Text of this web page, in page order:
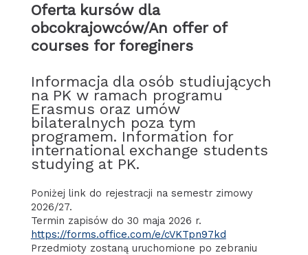
Oferta kursów dla
obcokrajowców/An offer of
courses for foreginers
Informacja dla osób studiujących
na PK w ramach programu
Erasmus oraz umów
bilateralnych poza tym
programem. Information for
international exchange students
studying at PK.
Poniżej link do rejestracji na semestr zimowy
2026/27.
Termin zapisów do 30 maja 2026 r.
https://forms.office.com/e/cVKTpn97kd
Przedmioty zostaną uruchomione po zebraniu